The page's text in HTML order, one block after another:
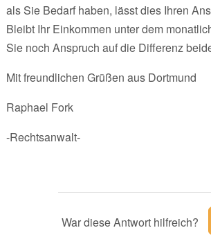
als Sie Bedarf haben, lässt dies Ihren
Bleibt Ihr Einkommen unter dem
Sie noch Anspruch auf die Differenz
Mit freundlichen Grüßen aus Dortmund
Raphael Fork
-Rechtsanwalt-
War diese Antwort hilfreich?